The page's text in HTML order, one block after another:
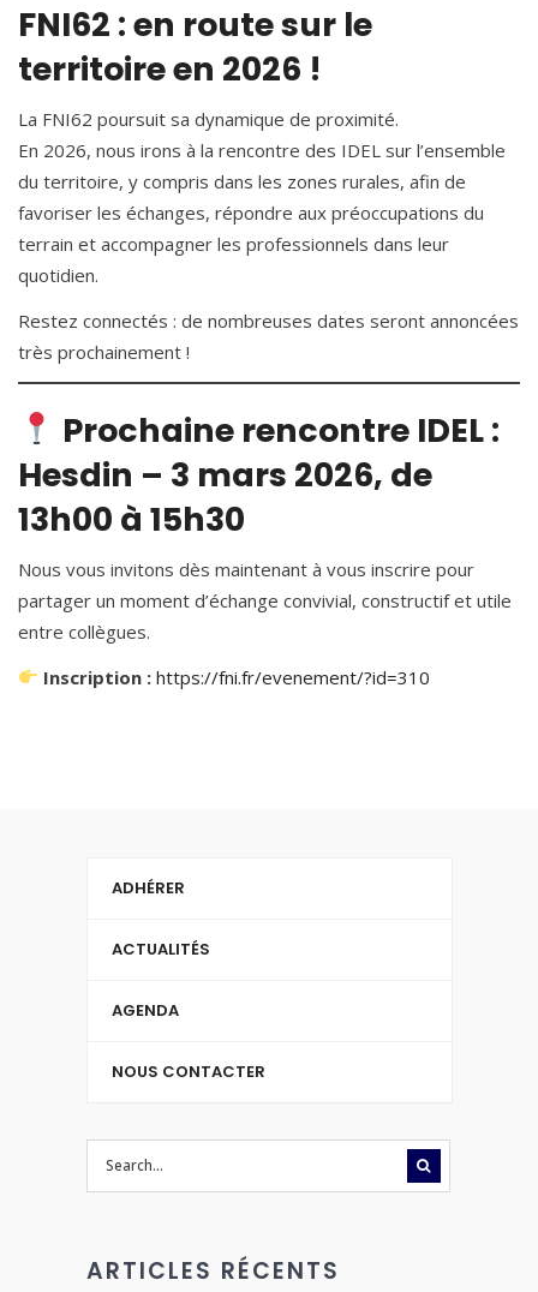
FNI62 : en route sur le
territoire en 2026 !
La FNI62 poursuit sa dynamique de proximité.
En 2026, nous irons à la rencontre des IDEL sur l’ensemble
du territoire, y compris dans les zones rurales, afin de
favoriser les échanges, répondre aux préoccupations du
terrain et accompagner les professionnels dans leur
quotidien.
Restez connectés : de nombreuses dates seront annoncées
très prochainement !
Prochaine rencontre IDEL :
Hesdin – 3 mars 2026, de
13h00 à 15h30
Nous vous invitons dès maintenant à vous inscrire pour
partager un moment d’échange convivial, constructif et utile
entre collègues.
Inscription : https://fni.fr/evenement/?id=310
ADHÉRER
ACTUALITÉS
AGENDA
NOUS CONTACTER
ARTICLES RÉCENTS